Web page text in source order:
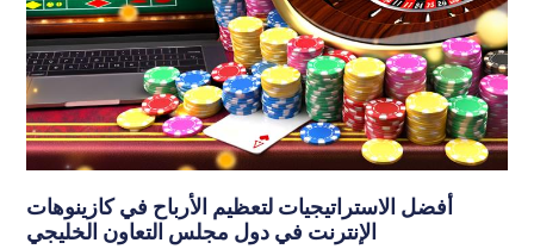
أفضل الاستراتيجيات لتعظيم الأرباح في كازينوهات
الإنترنت في دول مجلس التعاون الخليجي